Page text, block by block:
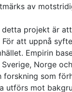
av
projekt är
För att uppnå
Empirin
Norge
som
utförs mot